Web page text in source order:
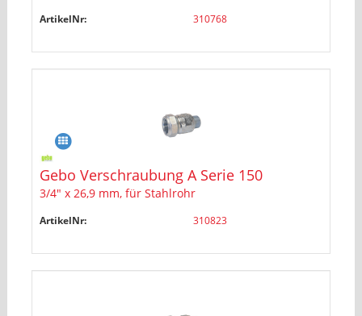
ArtikelNr: 310768
Gebo Verschraubung A Serie 150
3/4" x 26,9 mm, für Stahlrohr
ArtikelNr: 310823